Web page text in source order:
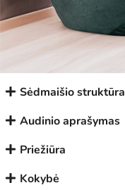
Sėdmaišio struktūra
Audinio aprašymas
Priežiūra
Kokybė